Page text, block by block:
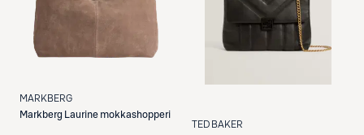
MARKBERG
Markberg
Laurine mokkashopperi
TED BAKER